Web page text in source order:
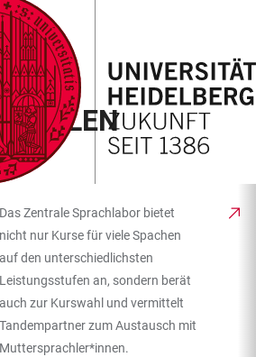
Das Zentrale Sprachlabor bietet
nicht nur Kurse für viele Spachen
auf den unterschiedlichsten
Leistungsstufen an, sondern berät
auch zur Kurswahl und vermittelt
Tandempartner zum Austausch mit
Muttersprachler*innen.